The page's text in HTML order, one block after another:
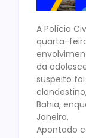
A Polícia
quarta-
da
suspeito
Bahia,
Janeiro.
Apontado